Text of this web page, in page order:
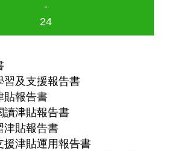
-
24
習及支援報告書
貼報告書
讀津貼報告書
津貼報告書
援津貼運用報告書